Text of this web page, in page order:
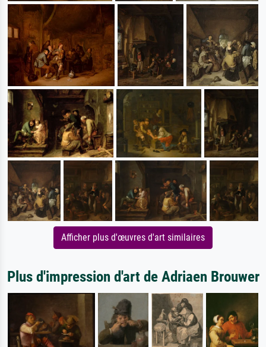
Afficher plus d'œuvres d'art similaires
Plus d'impression d'art de Adriaen Brouwer